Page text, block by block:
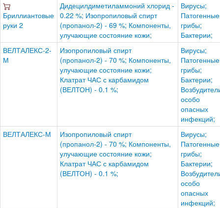
Бриллиантовые
руки 2
Дидецилдиметиламмоний хлорид -
0.22 %; Изопропиловый спирт
(пропанол-2) - 69 %; Компоненты,
улучающие состояние кожи;
Вирусы;
Патогенные
грибы;
Бактерии;
ВЕЛТАЛЕКС-2-
М
Изопропиловый спирт
(пропанол-2) - 70 %; Компоненты,
улучающие состояние кожи;
Клатрат ЧАС с карбамидом
(ВЕЛТОН) - 0.1 %;
Вирусы;
Патогенные
грибы;
Бактерии;
особо
опасных
инфекций;
ВЕЛТАЛЕКС-М
Изопропиловый спирт
(пропанол-2) - 70 %; Компоненты,
улучающие состояние кожи;
Клатрат ЧАС с карбамидом
(ВЕЛТОН) - 0.1 %;
Вирусы;
Патогенные
грибы;
Бактерии;
особо
опасных
инфекций;